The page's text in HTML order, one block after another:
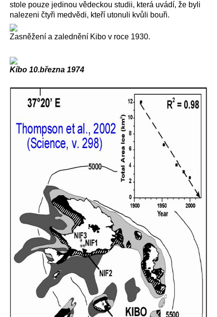
stole pouze jedinou vědeckou studii, která uvádí, že byli
nalezeni čtyři medvědi, kteří utonuli kvůli bouři.
Zasněžení a zalednění Kibo v roce 1930.
Kíbo 10.března 1974